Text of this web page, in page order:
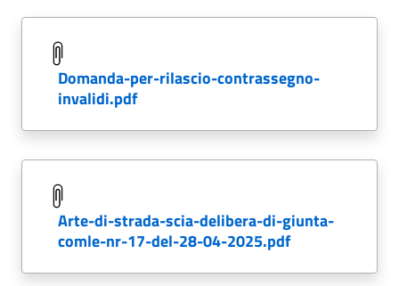
domanda-per-rilascio-contrassegno-
invalidi.pdf
arte-di-strada-scia-delibera-di-giunta-
comle-nr-17-del-28-04-2025.pdf